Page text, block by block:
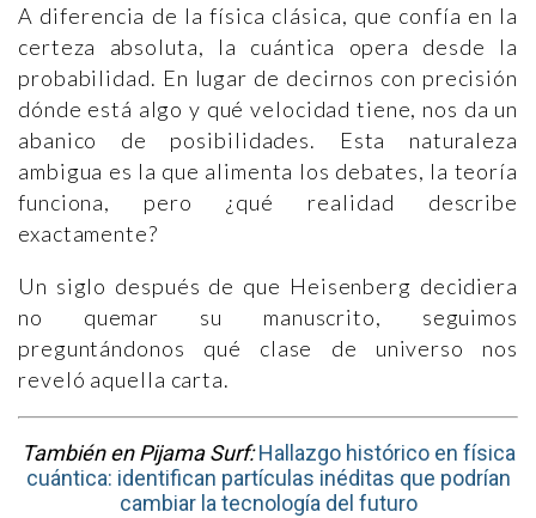
A diferencia de la física clásica, que confía en la
certeza absoluta, la cuántica opera desde la
probabilidad. En lugar de decirnos con precisión
dónde está algo y qué velocidad tiene, nos da un
abanico de posibilidades. Esta naturaleza
ambigua es la que alimenta los debates, la teoría
funciona, pero ¿qué realidad describe
exactamente?
Un siglo después de que Heisenberg decidiera
no quemar su manuscrito, seguimos
preguntándonos qué clase de universo nos
reveló aquella carta.
También en Pijama Surf: Hallazgo histórico en física
cuántica: identifican partículas inéditas que podrían
cambiar la tecnología del futuro